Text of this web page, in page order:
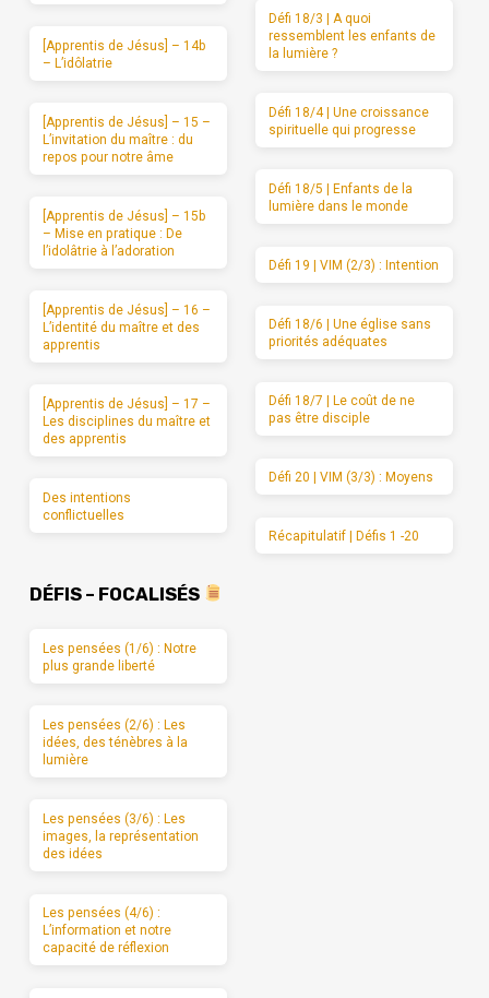
[Apprentis de Jésus] – 14b
– L’idôlatrie
[Apprentis de Jésus] – 15 –
L’invitation du maître : du
repos pour notre âme
[Apprentis de Jésus] – 15b
– Mise en pratique : De
l’idolâtrie à l’adoration
[Apprentis de Jésus] – 16 –
L’identité du maître et des
apprentis
[Apprentis de Jésus] – 17 –
Les disciplines du maître et
des apprentis
Des intentions
conflictuelles
Défi 18/3 | A quoi
ressemblent les enfants de
la lumière ?
Défi 18/4 | Une croissance
spirituelle qui progresse
Défi 18/5 | Enfants de la
lumière dans le monde
Défi 19 | VIM (2/3) : Intention
Défi 18/6 | Une église sans
priorités adéquates
Défi 18/7 | Le coût de ne
pas être disciple
Défi 20 | VIM (3/3) : Moyens
Récapitulatif | Défis 1 -20
DÉFIS – FOCALISÉS
Les pensées (1/6) : Notre
plus grande liberté
Les pensées (2/6) : Les
idées, des ténèbres à la
lumière
Les pensées (3/6) : Les
images, la représentation
des idées
Les pensées (4/6) :
L’information et notre
capacité de réflexion